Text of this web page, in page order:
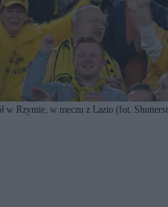
w Rzymie, w meczu z Lazio (fot.